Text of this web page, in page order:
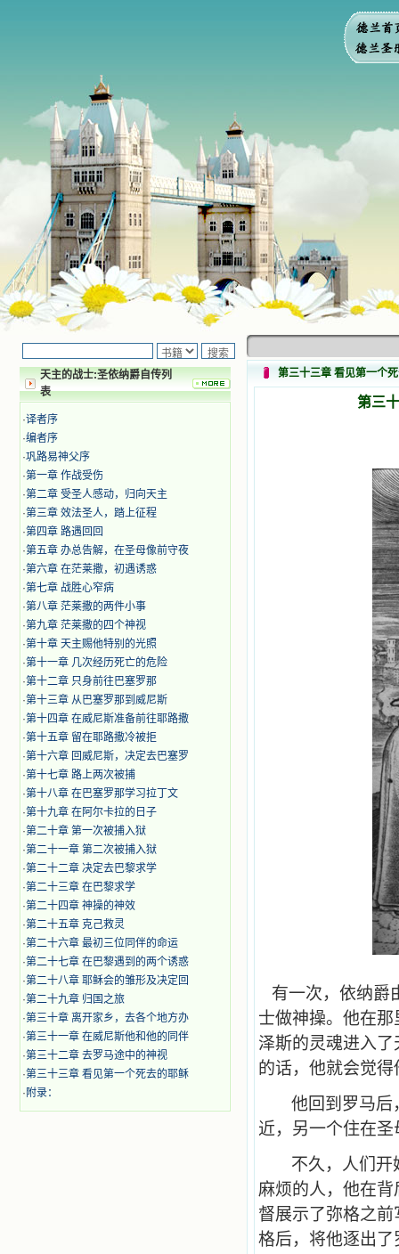
天主的战士:圣依纳爵自传列
表
·译者序
·编者序
·巩路易神父序
·第一章 作战受伤
·第二章 受圣人感动，归向天主
·第三章 效法圣人，踏上征程
·第四章 路遇回回
·第五章 办总告解，在圣母像前守夜
·第六章 在茫莱撒，初遇诱惑
·第七章 战胜心窄病
·第八章 茫莱撒的两件小事
·第九章 茫莱撒的四个神视
·第十章 天主赐他特别的光照
·第十一章 几次经历死亡的危险
·第十二章 只身前往巴塞罗那
·第十三章 从巴塞罗那到威尼斯
·第十四章 在威尼斯准备前往耶路撒
·第十五章 留在耶路撒冷被拒
·第十六章 回威尼斯，决定去巴塞罗
·第十七章 路上两次被捕
·第十八章 在巴塞罗那学习拉丁文
·第十九章 在阿尔卡拉的日子
·第二十章 第一次被捕入狱
·第二十一章 第二次被捕入狱
·第二十二章 决定去巴黎求学
·第二十三章 在巴黎求学
·第二十四章 神操的神效
·第二十五章 克己救灵
·第二十六章 最初三位同伴的命运
·第二十七章 在巴黎遇到的两个诱惑
·第二十八章 耶稣会的雏形及决定回
·第二十九章 归国之旅
·第三十章 离开家乡，去各个地方办
·第三十一章 在威尼斯他和他的同伴
·第三十二章 去罗马途中的神视
·第三十三章 看见第一个死去的耶稣
· 附录：
第三十三章 看见第一个
第三
有一次，依纳爵
士做神操。他在
泽斯的灵魂进入
的话，他就会觉得
他回到罗马后
近，另一个住在
不久，人们开
麻烦的人，他在
督展示了弥格之
格后，将他逐出